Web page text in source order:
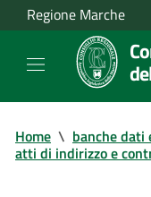
Regione Marche
Home \ banche dati
atti di indirizzo e